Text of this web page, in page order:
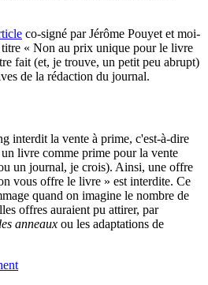
co-signé par Jérôme Pouyet et moi-
« Non au prix unique pour le livre
fait (et, je trouve, un petit peu abrupt)
de la rédaction du journal.
interdit la vente à prime, c'est-à-dire
livre comme prime pour la vente
un journal, je crois). Ainsi, une offre
vous offre le livre » est interdite. Ce
quand on imagine le nombre de
offres auraient pu attirer, par
anneaux ou les adaptations de